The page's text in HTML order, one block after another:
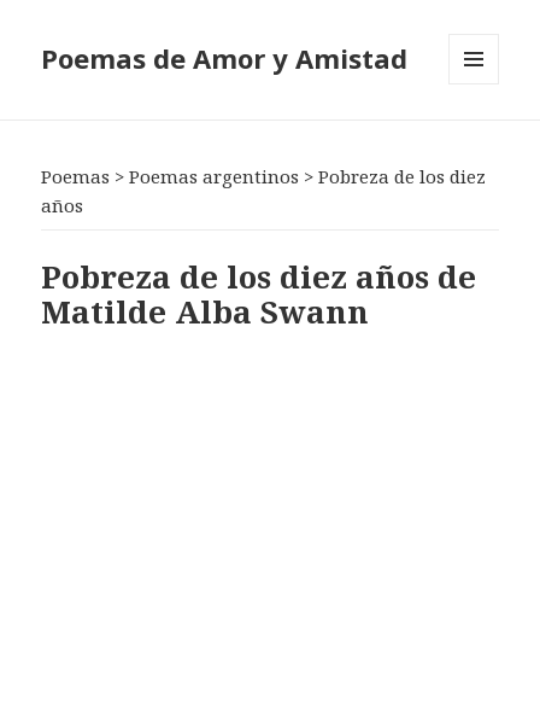
Poemas de Amor y Amistad
Poemas >Poemas argentinos >Pobreza de los diez
años
Pobreza de los diez años de
Matilde Alba Swann